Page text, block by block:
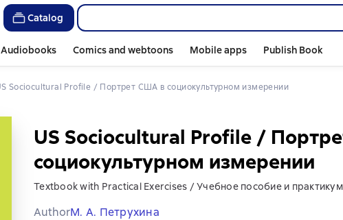
Catalog
Audiobooks Comics and webtoons Mobile apps Publish Book
US Sociocultural Profile / Портрет США в социокультурном измерении
US Sociocultural Profile /
социокультурном измерении
Textbook with Practical Exercises / Учебное пособие и практикум
AuthorМ. А. Петрухина